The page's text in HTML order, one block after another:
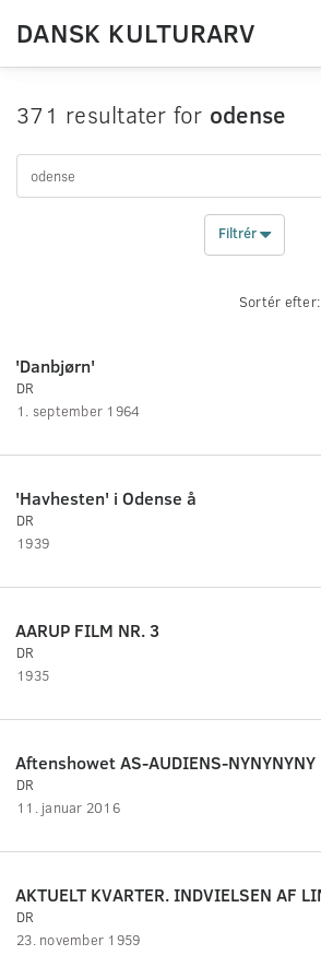
DANSK KULTURARV
371 resultater for odense
Filtrér
Sortér efter:
'Danbjørn'
DR
1. september 1964
'Havhesten' i Odense å
DR
1939
AARUP FILM NR. 3
DR
1935
Aftenshowet AS-AUDIENS-NYNYNYNY
DR
11. januar 2016
DR
23. november 1959